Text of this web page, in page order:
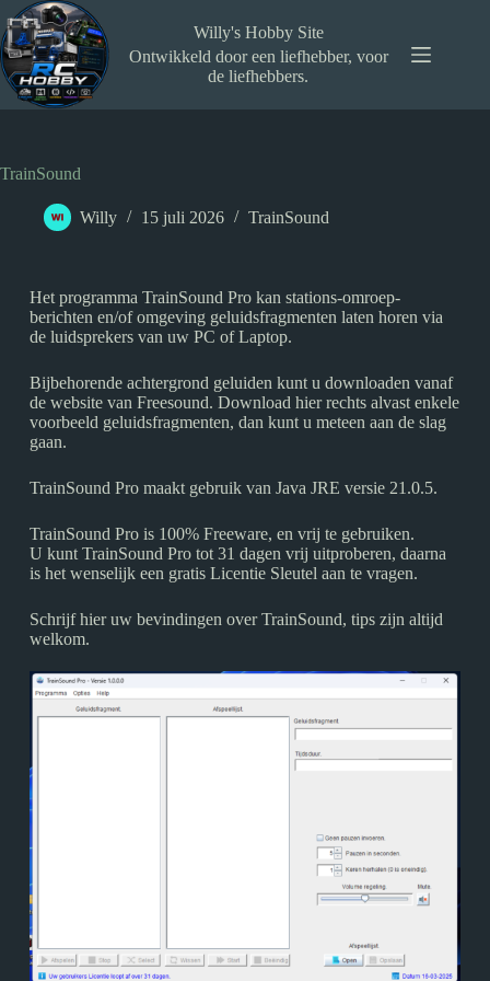
Willy's Hobby Site
Ontwikkeld door een liefhebber, voor
de liefhebbers.
TrainSound
Willy 15 juli 2026 TrainSound
Het programma TrainSound Pro kan stations-omroep-
berichten en/of omgeving geluidsfragmenten laten horen via
de luidsprekers van uw PC of Laptop.
Bijbehorende achtergrond geluiden kunt u downloaden vanaf
de website van Freesound. Download hier rechts alvast enkele
voorbeeld geluidsfragmenten, dan kunt u meteen aan de slag
gaan.
TrainSound Pro maakt gebruik van Java JRE versie 21.0.5.
TrainSound Pro is 100% Freeware, en vrij te gebruiken.
U kunt TrainSound Pro tot 31 dagen vrij uitproberen, daarna
is het wenselijk een gratis Licentie Sleutel aan te vragen.
Schrijf hier uw bevindingen over TrainSound, tips zijn altijd
welkom.